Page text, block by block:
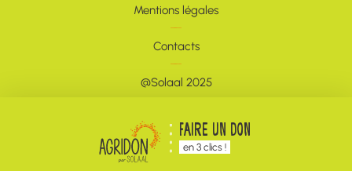
FAIRE UN DON
en 3 clics !
Mentions légales
Contacts
@Solaal 2025